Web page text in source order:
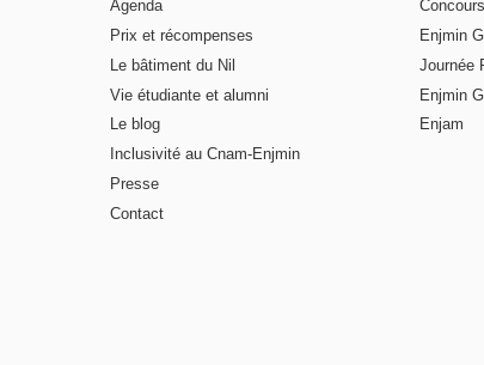
Agenda
Prix et récompenses
Le bâtiment du Nil
Vie étudiante et alumni
Le blog
Inclusivité au Cnam-Enjmin
Presse
Contact
Enjmin
Journée
Enjmin
Enjam